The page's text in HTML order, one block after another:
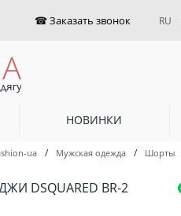
RU
НОВИНКИ
ua / Мужская одежда / Шорты
DSQUARED BR-2